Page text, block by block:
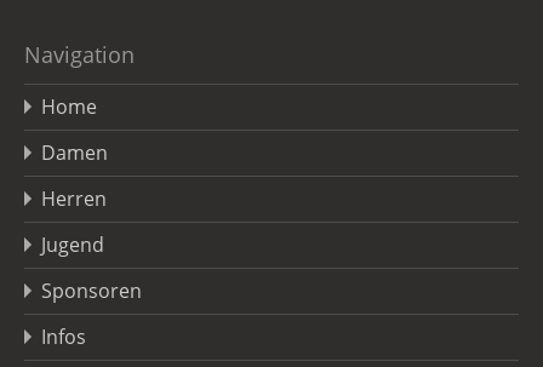
Navigation
Home
Damen
Herren
Jugend
Sponsoren
Infos